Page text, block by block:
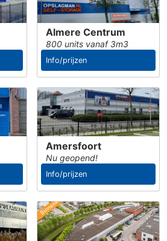
Almere Centrum
800 units vanaf 3m3
Info/prijzen
Amersfoort
Nu geopend!
Info/prijzen